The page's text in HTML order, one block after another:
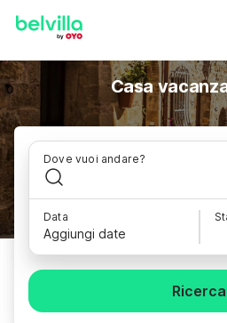
Casa
Dove vuoi andare?
Data
Aggiungi date
Ricerca